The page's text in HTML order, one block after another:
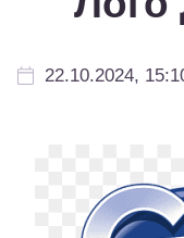
22.10.2024,